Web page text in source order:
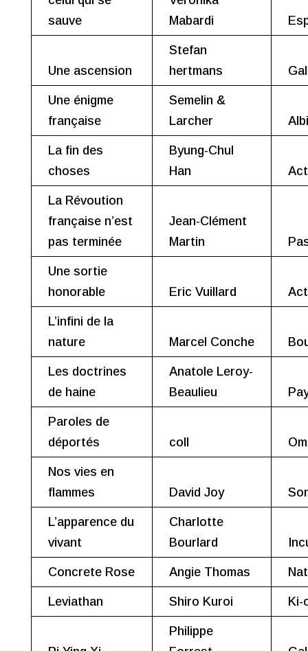
sauve
Mabardi
Une ascension
Stefan
hertmans
Une énigme
française
Semelin &
Larcher
La fin des
choses
Byung-Chul
Han
La Révoution
française n’est
pas terminée
Jean-Clément
Martin
Une sortie
honorable
Eric Vuillard
L’infini de la
nature
Marcel Conche
Les doctrines
de haine
Anatole Leroy-
Beaulieu
Paroles de
déportés
coll
Nos vies en
flammes
David Joy
L’apparence du
vivant
Charlotte
Bourlard
Concrete Rose Angie Thomas
Leviathan Shiro Kuroi Ki-
Philippe